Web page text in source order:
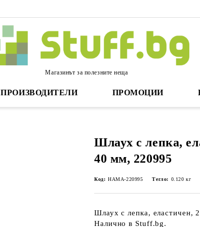
Магазинът за полезните неща
ПРОИЗВОДИТЕЛИ ПРОМОЦИИ
Шлаух с лепка,
40 мм, 220995
Код: HAMA-220995 Тегло: 0.120 кг
Шлаух с лепка, еластичен,
Налично в Stuff.bg.